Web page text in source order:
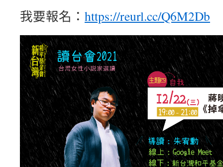
我要報名： https://reurl.cc/Q6M2Db